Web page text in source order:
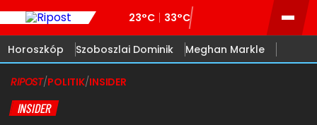
23°C 33°C
Horoszkóp Szoboszlai Dominik Meghan Markle
RIPOST/POLITIK/INSIDER
INSIDER